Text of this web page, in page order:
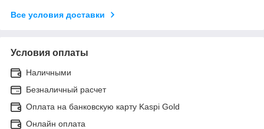
Все условия доставки
Условия оплаты
Наличными
Безналичный расчет
Оплата на банковскую карту Kaspi Gold
Онлайн оплата